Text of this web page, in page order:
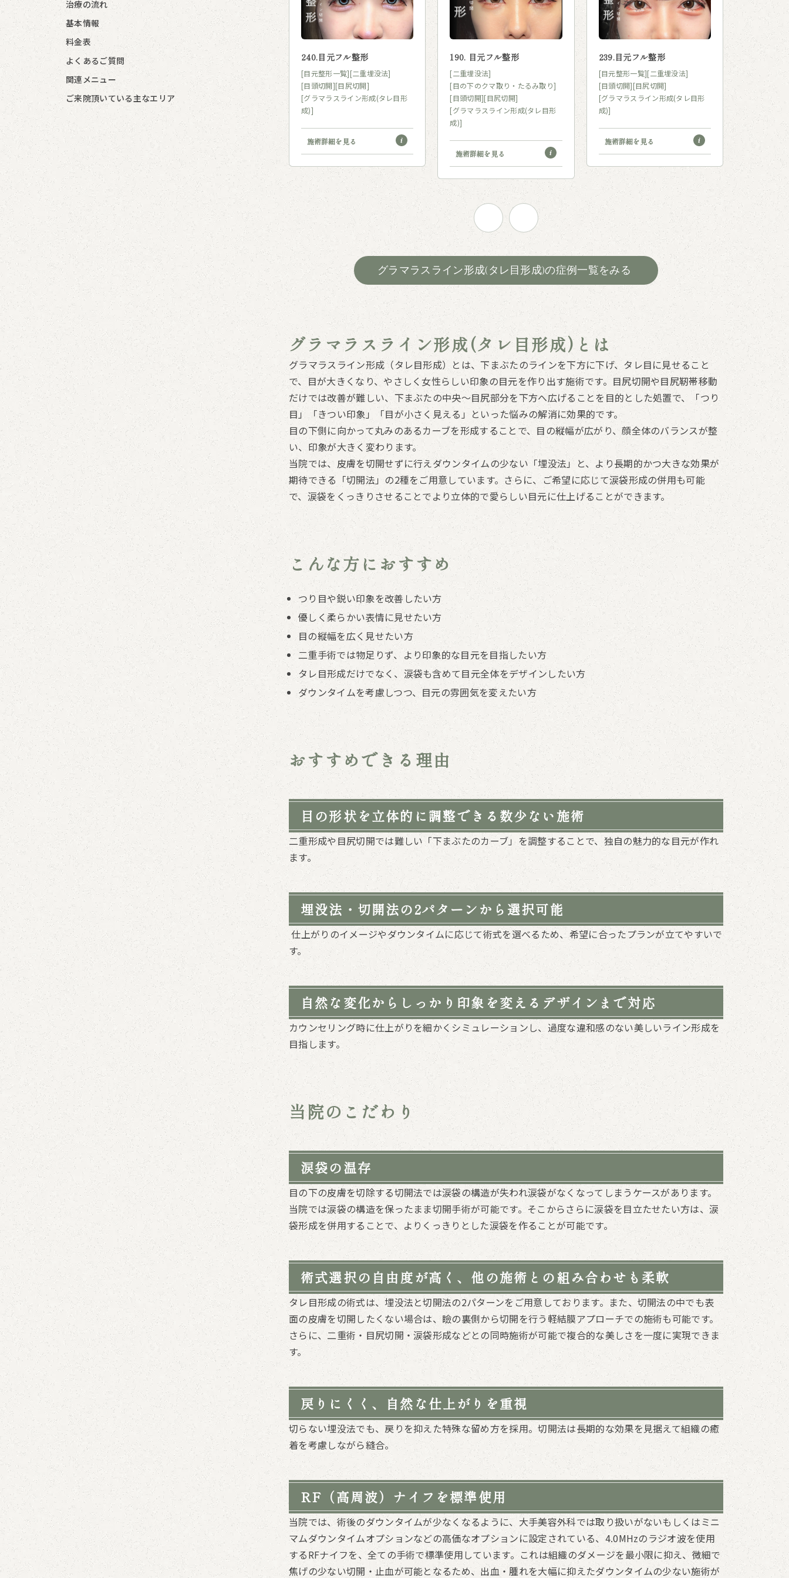
治療の流れ
基本情報
料金表
よくあるご質問
関連メニュー
ご来院頂いている主なエリア
240.目元フル整形
[目元整形一覧][二重埋没法]
[目頭切開][目尻切開]
[グラマラスライン形成(タレ目形
成)]
施術詳細を見る
190. 目元フル整形
[二重埋没法]
[目の下のクマ取り・たるみ取り]
[目頭切開][目尻切開]
[グラマラスライン形成(タレ目形
成)]
施術詳細を見る
239.目元フル整形
[目元整形一覧][二重埋没法]
[目頭切開][目尻切開]
[グラマラスライン形成(タレ目形
成)]
施術詳細を見る
232.目尻
動・グラ
クマ取り
[目元整形一
[グラマラ
成)]
[目の下の
施術詳細
グラマラスライン形成(タレ目形成)の症例一覧をみる
グラマラスライン形成(タレ目形成)とは
グラマラスライン形成（タレ目形成）とは、下まぶたのラインを下方に下げ、タレ目に見せること
で、目が大きくなり、やさしく女性らしい印象の目元を作り出す施術です。目尻切開や目尻靭帯移動
だけでは改善が難しい、下まぶたの中央〜目尻部分を下方へ広げることを目的とした処置で、「つり
目」「きつい印象」「目が小さく見える」といった悩みの解消に効果的です。
目の下側に向かって丸みのあるカーブを形成することで、目の縦幅が広がり、顔全体のバランスが整
い、印象が大きく変わります。
当院では、皮膚を切開せずに行えダウンタイムの少ない「埋没法」と、より長期的かつ大きな効果が
期待できる「切開法」の2種をご用意しています。さらに、ご希望に応じて涙袋形成の併用も可能
で、涙袋をくっきりさせることでより立体的で愛らしい目元に仕上げることができます。
こんな方におすすめ
つり目や鋭い印象を改善したい方
優しく柔らかい表情に見せたい方
目の縦幅を広く見せたい方
二重手術では物足りず、より印象的な目元を目指したい方
タレ目形成だけでなく、涙袋も含めて目元全体をデザインしたい方
ダウンタイムを考慮しつつ、目元の雰囲気を変えたい方
おすすめできる理由
目の形状を立体的に調整できる数少ない施術
二重形成や目尻切開では難しい「下まぶたのカーブ」を調整することで、独自の魅力的な目元が作れ
ます。
埋没法・切開法の2パターンから選択可能
仕上がりのイメージやダウンタイムに応じて術式を選べるため、希望に合ったプランが立てやすいで
す。
自然な変化からしっかり印象を変えるデザインまで対応
カウンセリング時に仕上がりを細かくシミュレーションし、過度な違和感のない美しいライン形成を
目指します。
当院のこだわり
涙袋の温存
目の下の皮膚を切除する切開法では涙袋の構造が失われ涙袋がなくなってしまうケースがあります。
当院では涙袋の構造を保ったまま切開手術が可能です。そこからさらに涙袋を目立たせたい方は、涙
袋形成を併用することで、よりくっきりとした涙袋を作ることが可能です。
術式選択の自由度が高く、他の施術との組み合わせも柔軟
タレ目形成の術式は、埋没法と切開法の2パターンをご用意しております。また、切開法の中でも表
面の皮膚を切開したくない場合は、瞼の裏側から切開を行う軽結膜アプローチでの施術も可能です。
さらに、二重術・目尻切開・涙袋形成などとの同時施術が可能で複合的な美しさを一度に実現できま
す。
戻りにくく、自然な仕上がりを重視
切らない埋没法でも、戻りを抑えた特殊な留め方を採用。切開法は長期的な効果を見据えて組織の癒
着を考慮しながら縫合。
RF（高周波）ナイフを標準使用
当院では、術後のダウンタイムが少なくなるように、大手美容外科では取り扱いがないもしくはミニ
マムダウンタイムオプションなどの高価なオプションに設定されている、4.0MHzのラジオ波を使用
するRFナイフを、全ての手術で標準使用しています。これは組織のダメージを最小限に抑え、微細で
焦げの少ない切開・止血が可能となるため、出血・腫れを大幅に抑えたダウンタイムの少ない施術が